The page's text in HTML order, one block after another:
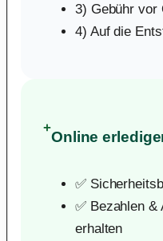
3) Gebühr vor
4) Auf die
+
Online
✅
✅ Bezahlen &
erhalten